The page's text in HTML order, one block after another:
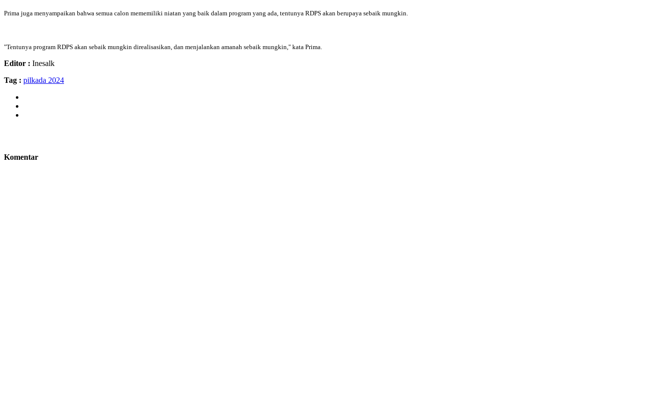
Prima juga menyampaikan bahwa semua calon mememiliki niatan yang baik dalam program yang ada, tentunya RDPS akan berupaya sebaik mungkin.
"Tentunya program RDPS akan sebaik mungkin direalisasikan, dan menjalankan amanah sebaik mungkin," kata Prima.
Editor : Inesalk
Tag : pilkada 2024
Komentar